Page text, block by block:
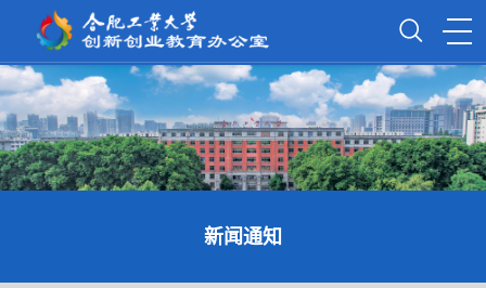
新闻通知